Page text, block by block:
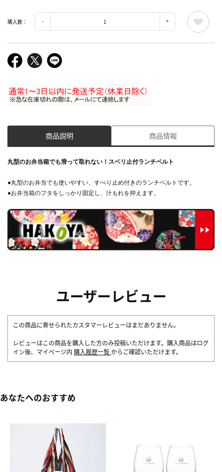
購入数：
商品説明 商品情報
丸型のお弁当箱でも滑って取れない！スベリ止付ランチベルト
●丸型のお弁当でも使いやすい、すべり止め付きのランチベルトです。
●お弁当箱のフタをしっかり固定し、汁もれを抑えます。
ユーザーレビュー
この商品に寄せられたカスタマーレビューはまだありません。
レビューはこの商品を購入した方のみ投稿いただけます。購入商品はログ
イン後、マイページ内 購入履歴一覧 からご確認いただけます。
あなたへのおすすめ